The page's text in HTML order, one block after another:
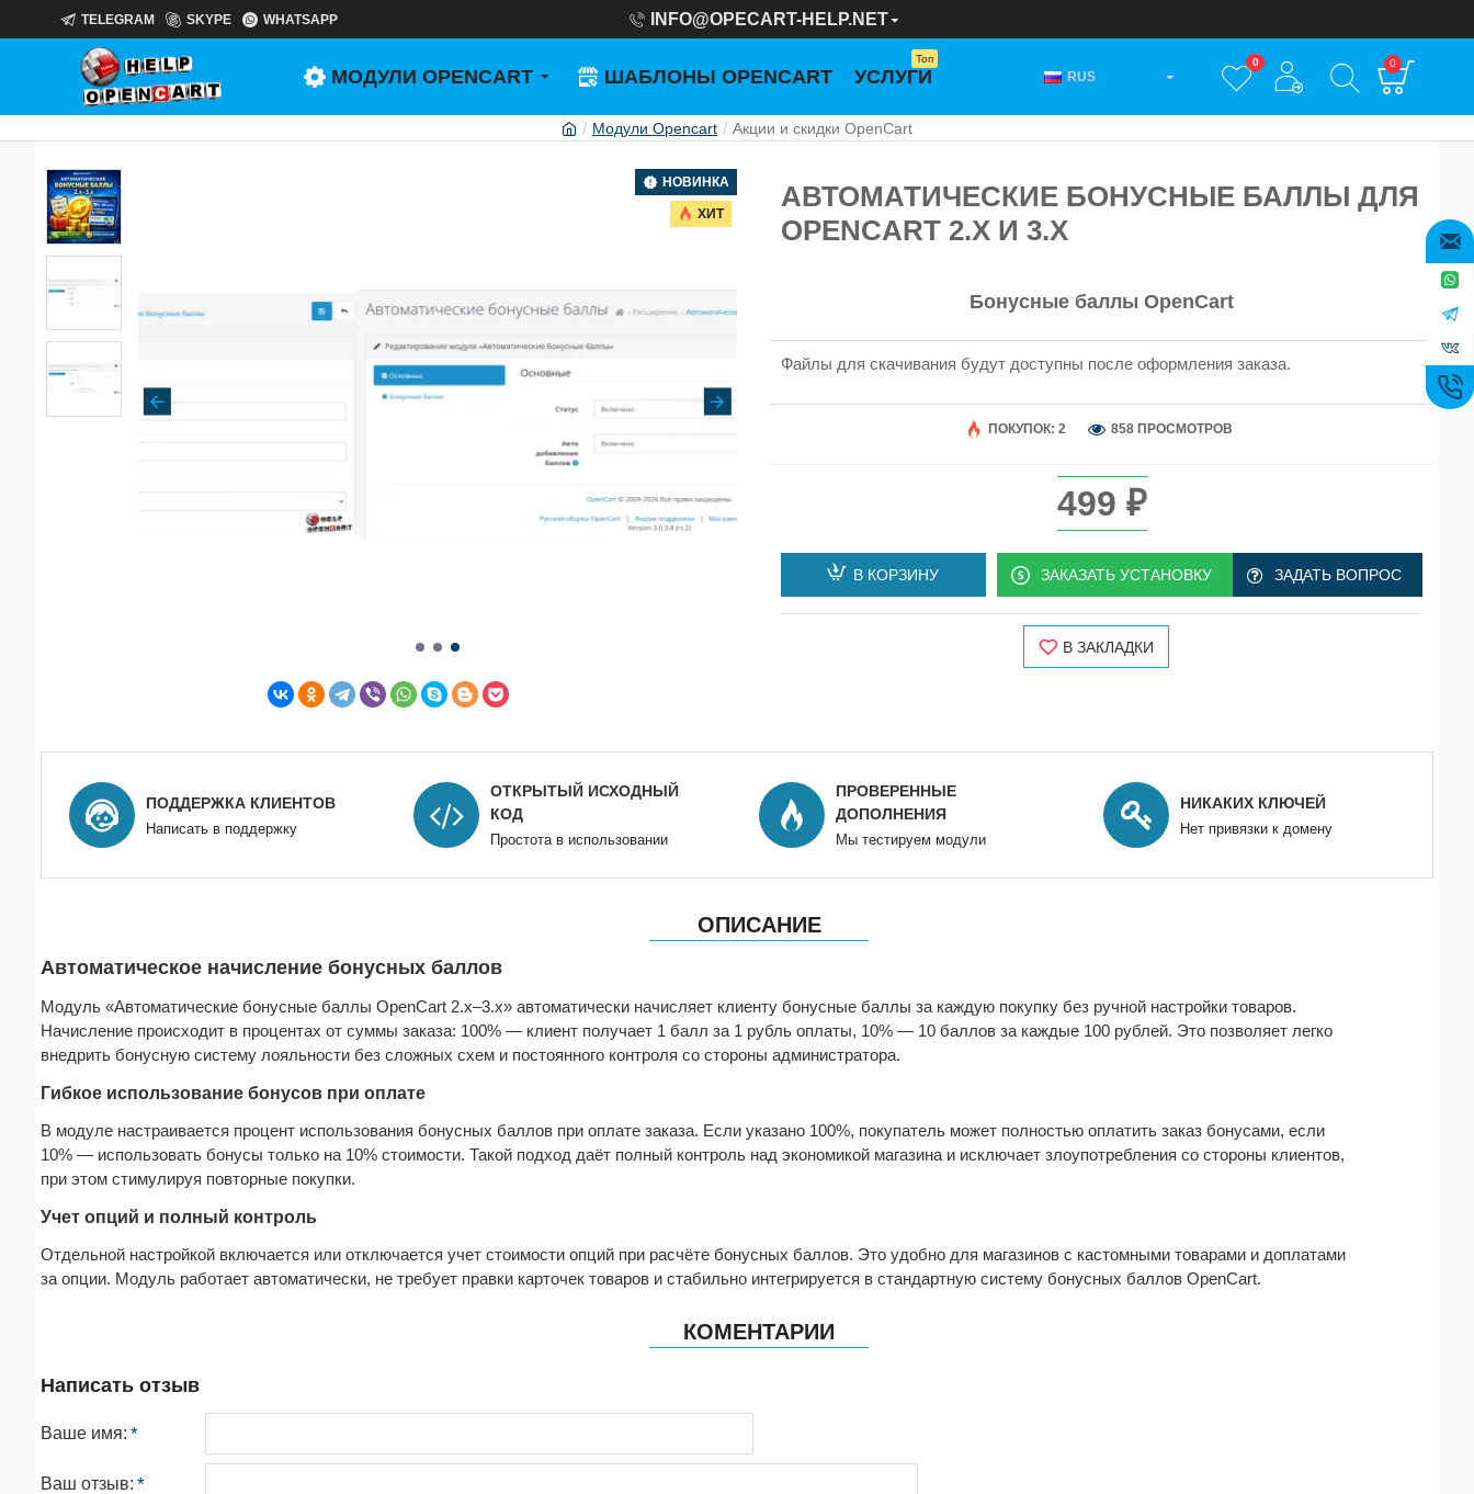
TELEGRAM SKYPE WHATSAPP INFO@OPECART-HELP.NET
МОДУЛИ OPENCART ШАБЛОНЫ OPENCART УСЛУГИ
Топ
RUS
0 0
Модули Opencart Акции и скидки OpenCart
НОВИНКА
ХИТ
АВТОМАТИЧЕСКИЕ БОНУСНЫЕ БАЛЛЫ ДЛЯ
OPENCART 2.X И 3.X
Бонусные баллы OpenCart
Файлы для скачивания будут доступны после оформления заказа.
ПОКУПОК: 2 858 ПРОСМОТРОВ
499 ₽
В КОРЗИНУ ЗАКАЗАТЬ УСТАНОВКУ ЗАДАТЬ ВОПРОС
В ЗАКЛАДКИ
ПОДДЕРЖКА КЛИЕНТОВ
Написать в поддержку
ОТКРЫТЫЙ ИСХОДНЫЙ
КОД
Простота в использовании
ПРОВЕРЕННЫЕ
ДОПОЛНЕНИЯ
Мы тестируем модули
НИКАКИХ КЛЮЧЕЙ
Нет привязки к домену
ОПИСАНИЕ
Автоматическое начисление бонусных баллов
Модуль «Автоматические бонусные баллы OpenCart 2.x–3.x» автоматически начисляет клиенту бонусные баллы за каждую покупку без ручной настройки товаров.
Начисление происходит в процентах от суммы заказа: 100% — клиент получает 1 балл за 1 рубль оплаты, 10% — 10 баллов за каждые 100 рублей. Это позволяет легко
внедрить бонусную систему лояльности без сложных схем и постоянного контроля со стороны администратора.
Гибкое использование бонусов при оплате
В модуле настраивается процент использования бонусных баллов при оплате заказа. Если указано 100%, покупатель может полностью оплатить заказ бонусами, если
10% — использовать бонусы только на 10% стоимости. Такой подход даёт полный контроль над экономикой магазина и исключает злоупотребления со стороны клиентов,
при этом стимулируя повторные покупки.
Учет опций и полный контроль
Отдельной настройкой включается или отключается учет стоимости опций при расчёте бонусных баллов. Это удобно для магазинов с кастомными товарами и доплатами
за опции. Модуль работает автоматически, не требует правки карточек товаров и стабильно интегрируется в стандартную систему бонусных баллов OpenCart.
КОМЕНТАРИИ
Написать отзыв
Ваше имя:
Ваш отзыв: